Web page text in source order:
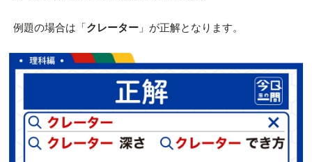
例題の場合は「クレーター」が正解となります。